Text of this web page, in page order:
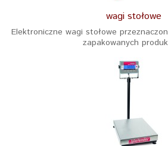
wagi stołowe
Elektroniczne wagi stołowe
zapakowanych